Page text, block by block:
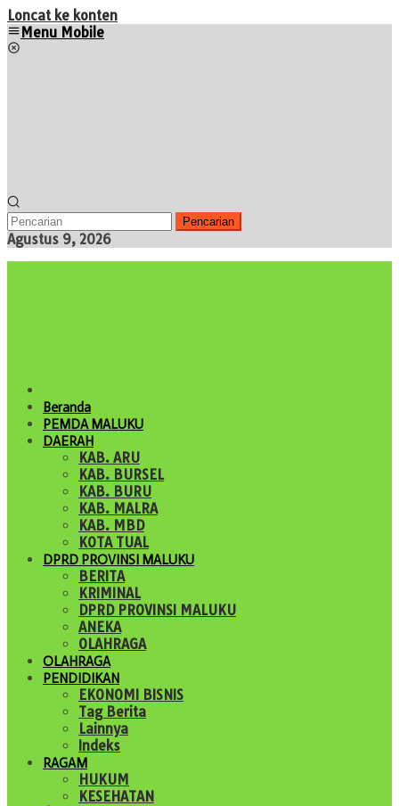
Loncat ke konten
Menu Mobile
Pencarian
Agustus 9, 2026
Beranda
PEMDA MALUKU
DAERAH
KAB. ARU
KAB. BURSEL
KAB. BURU
KAB. MALRA
KAB. MBD
KOTA TUAL
DPRD PROVINSI MALUKU
BERITA
KRIMINAL
DPRD PROVINSI MALUKU
ANEKA
OLAHRAGA
OLAHRAGA
PENDIDIKAN
EKONOMI BISNIS
Tag Berita
Lainnya
Indeks
RAGAM
HUKUM
KESEHATAN